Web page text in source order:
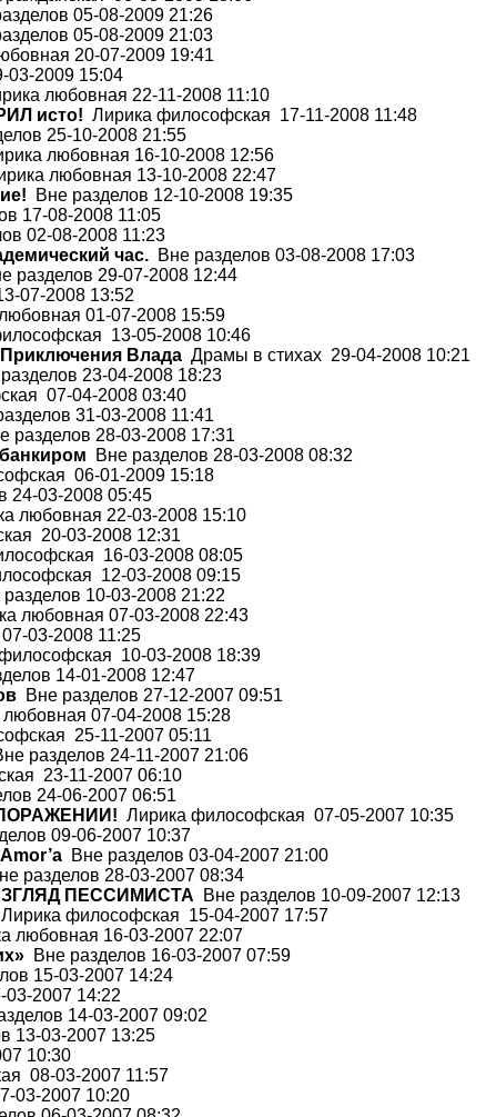
05-08-2009 21:26
05-08-2009 21:03
20-07-2009 19:41
03-2009 15:04
любовная 22-11-2008 11:10
исто! Лирика философская 17-11-2008 11:48
25-10-2008 21:55
любовная 16-10-2008 12:56
любовная 13-10-2008 22:47
Вне разделов 12-10-2008 19:35
17-08-2008 11:05
02-08-2008 11:23
час. Вне разделов 03-08-2008 17:03
разделов 29-07-2008 12:44
07-2008 13:52
01-07-2008 15:59
13-05-2008 10:46
Влада Драмы в стихах 29-04-2008 10:21
23-04-2008 18:23
07-04-2008 03:40
31-03-2008 11:41
разделов 28-03-2008 17:31
Вне разделов 28-03-2008 08:32
06-01-2009 15:18
24-03-2008 05:45
любовная 22-03-2008 15:10
20-03-2008 12:31
16-03-2008 08:05
12-03-2008 09:15
10-03-2008 21:22
любовная 07-03-2008 22:43
03-2008 11:25
10-03-2008 18:39
14-01-2008 12:47
Вне разделов 27-12-2007 09:51
07-04-2008 15:28
25-11-2007 05:11
разделов 24-11-2007 21:06
23-11-2007 06:10
24-06-2007 06:51
Лирика философская 07-05-2007 10:35
09-06-2007 10:37
Вне разделов 03-04-2007 21:00
разделов 28-03-2007 08:34
ПЕССИМИСТА Вне разделов 10-09-2007 12:13
Лирика философская 15-04-2007 17:57
любовная 16-03-2007 22:07
Вне разделов 16-03-2007 07:59
15-03-2007 14:24
03-2007 14:22
14-03-2007 09:02
13-03-2007 13:25
10:30
08-03-2007 11:57
03-2007 10:20